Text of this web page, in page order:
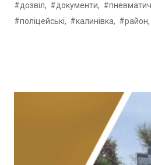
#дозвіл, #документи,
#поліцейські, #калинівка, #район,